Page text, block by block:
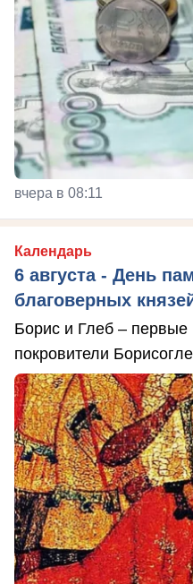
вчера в 08:11
Календарь
6 августа - День
благоверных
Борис и Глеб – первые
покровители